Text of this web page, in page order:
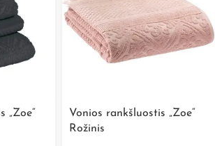
„Zoe“
Vonios rankšluostis „Zoe“
Rožinis